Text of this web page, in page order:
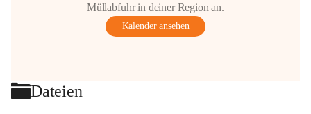
Müllabfuhr in deiner Region an.
Kalender ansehen
Dateien